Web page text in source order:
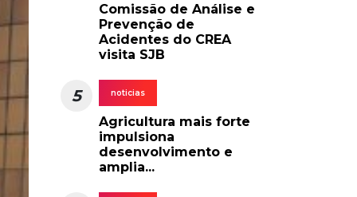
Comissão de Análise e
Prevenção de
Acidentes do CREA
visita SJB
5 noticias
Agricultura mais forte
impulsiona
desenvolvimento e
amplia...